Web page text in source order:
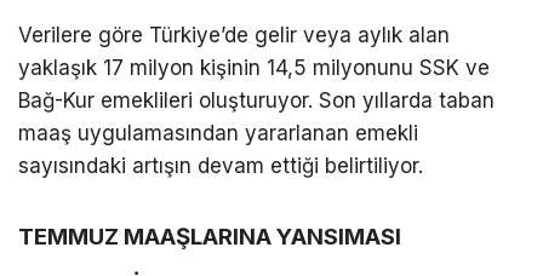
Verilere göre Türkiye’de gelir veya aylık alan
yaklaşık 17 milyon kişinin 14,5 milyonunu SSK ve
Bağ-Kur emeklileri oluşturuyor. Son yıllarda taban
maaş uygulamasından yararlanan emekli
sayısındaki artışın devam ettiği belirtiliyor.
TEMMUZ MAAŞLARINA YANSIMASI